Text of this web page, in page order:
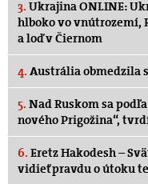
3. Ukrajina ONLINE:
hlboko vo vnútrozemí,
a loď v Čiernom
4. Austrália obmedzila
5. Nad Ruskom sa
nového Prigožina“,
6. Eretz Hakodesh –
vidieť pravdu o útoku